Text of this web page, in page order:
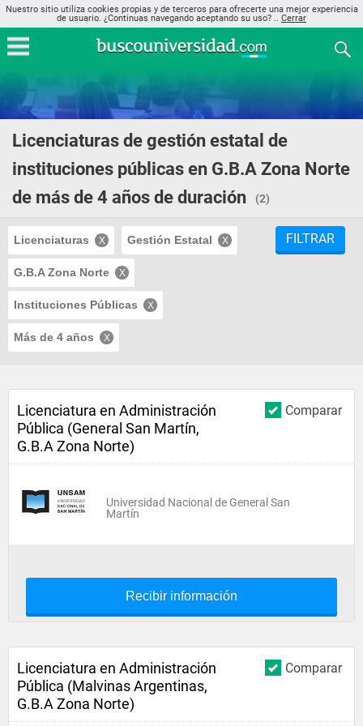
Nuestro sitio utiliza cookies propias y de terceros para ofrecerte una mejor experiencia
de usuario. ¿Continuas navegando aceptando su uso? .. Cerrar
Licenciaturas de gestión estatal de
instituciones públicas en G.B.A Zona Norte
de más de 4 años de duración
(2)
Licenciaturas Gestión Estatal
G.B.A Zona Norte
Instituciones Públicas
Más de 4 años
FILTRAR
Comparar
Licenciatura en Administración
Pública (General San Martín,
G.B.A Zona Norte)
Universidad Nacional de General San
Martín
Recibir información
Comparar
Licenciatura en Administración
Pública (Malvinas Argentinas,
G.B.A Zona Norte)